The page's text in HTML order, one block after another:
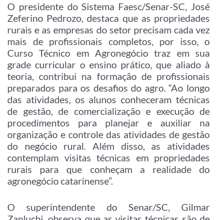
O presidente do Sistema Faesc/Senar-SC, José
Zeferino Pedrozo, destaca que as propriedades
rurais e as empresas do setor precisam cada vez
mais de profissionais completos, por isso, o
Curso Técnico em Agronegócio traz em sua
grade curricular o ensino prático, que aliado à
teoria, contribui na formação de profissionais
preparados para os desafios do agro. “Ao longo
das atividades, os alunos conheceram técnicas
de gestão, de comercialização e execução de
procedimentos para planejar e auxiliar na
organização e controle das atividades de gestão
do negócio rural. Além disso, as atividades
contemplam visitas técnicas em propriedades
rurais para que conheçam a realidade do
agronegócio catarinense”.
O superintendente do Senar/SC, Gilmar